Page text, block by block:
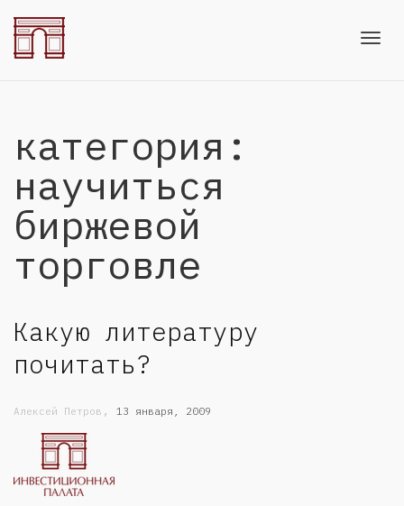
категория:
научиться
биржевой
торговле
Какую литературу
почитать?
Алексей Петров , 13 января, 2009